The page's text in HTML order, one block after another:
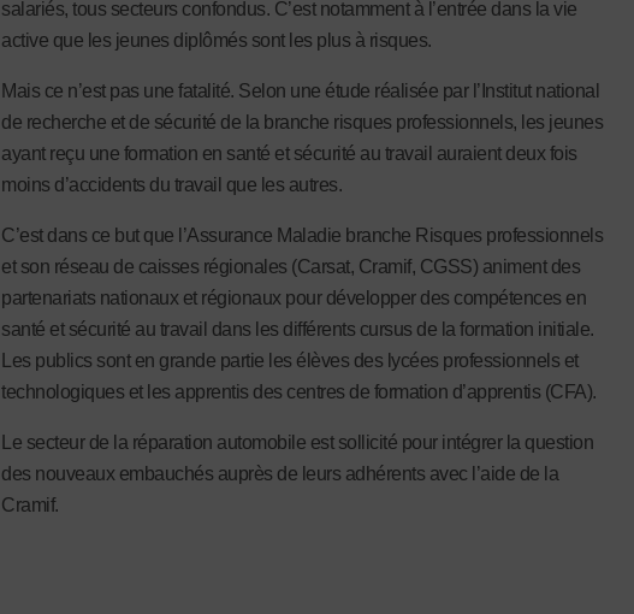
salariés, tous secteurs confondus. C’est notamment à l’entrée dans la vie
active que les jeunes diplômés sont les plus à risques.
Mais ce n’est pas une fatalité. Selon une étude réalisée par l’Institut national
de recherche et de sécurité de la branche risques professionnels, les jeunes
ayant reçu une formation en santé et sécurité au travail auraient deux fois
moins d’accidents du travail que les autres.
C’est dans ce but que l’Assurance Maladie branche Risques professionnels
et son réseau de caisses régionales (Carsat, Cramif, CGSS) animent des
partenariats nationaux et régionaux pour développer des compétences en
santé et sécurité au travail dans les différents cursus de la formation initiale.
Les publics sont en grande partie les élèves des lycées professionnels et
technologiques et les apprentis des centres de formation d’apprentis (CFA).
Le secteur de la réparation automobile est sollicité pour intégrer la question
des nouveaux embauchés auprès de leurs adhérents avec l’aide de la
Cramif.